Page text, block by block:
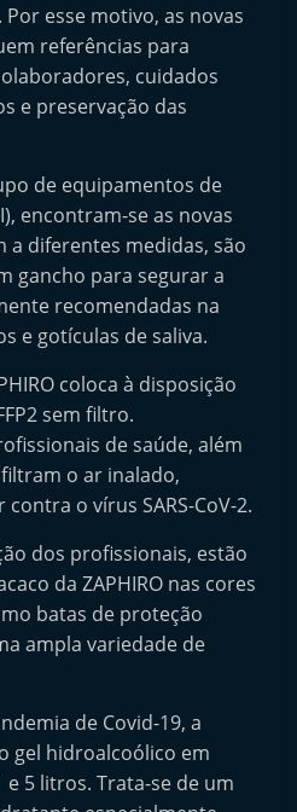
esse motivo, as novas
referências para
cuidados
e preservação das
de equipamentos de
encontram-se as novas
a diferentes medidas, são
gancho para segurar a
recomendadas na
e gotículas de saliva.
coloca à disposição
sem filtro.
de saúde, além
o ar inalado,
o vírus SARS-CoV-2.
dos profissionais, estão
da ZAPHIRO nas cores
batas de proteção
ampla variedade de
de Covid-19, a
gel hidroalcoólico em
e 5 litros. Trata-se de um